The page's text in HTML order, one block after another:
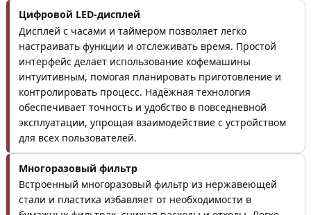
Цифровой LED-дисплей
Дисплей с часами и таймером позволяет легко
настраивать функции и отслеживать время. Простой
интерфейс делает использование кофемашины
интуитивным, помогая планировать приготовление и
контролировать процесс. Надёжная технология
обеспечивает точность и удобство в повседневной
эксплуатации, упрощая взаимодействие с устройством
для всех пользователей.
Многоразовый фильтр
Встроенный многоразовый фильтр из нержавеющей
стали и пластика избавляет от необходимости в